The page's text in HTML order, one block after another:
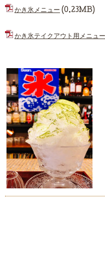
かき氷メニュー (0.23MB)
かき氷テイクアウト用メニュー